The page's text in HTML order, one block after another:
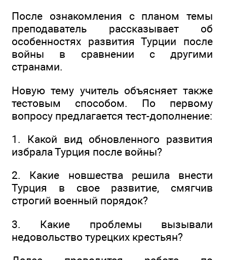
После ознакомления с планом темы
преподаватель рассказывает об
особенностях развития Турции после
войны в сравнении с другими
странами.
Новую тему учитель объясняет также
тестовым способом. По первому
вопросу предлагается тест-дополнение:
1. Какой вид обновленного развития
избрала Турция после войны?
2. Какие новшества решила внести
Турция в свое развитие, смягчив
строгий военный порядок?
3. Какие проблемы вызывали
недовольство турецких крестьян?